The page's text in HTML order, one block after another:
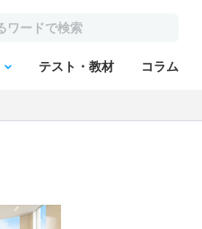
テスト・教材 コラム